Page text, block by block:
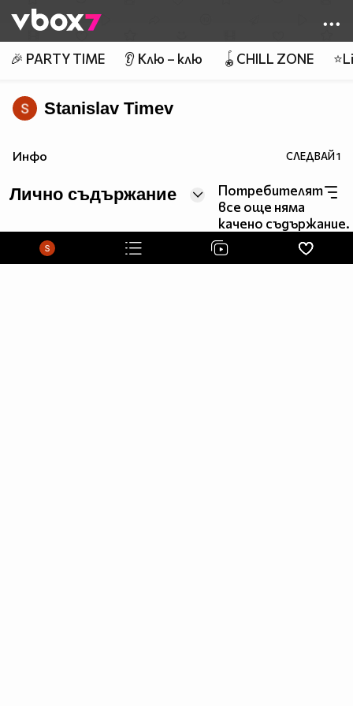
👾
🎉 PARTY TIME 👂 Клю – клю 🪀CHILL ZONE
Stanislav Timev
Инфо СЛЕДВАЙ1
Лично съдържание
Потребителят
все още няма
качено съдържание.